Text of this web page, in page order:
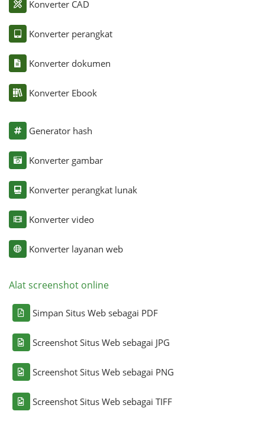
Konverter CAD
Konverter perangkat
Konverter dokumen
Konverter Ebook
Generator hash
Konverter gambar
Konverter perangkat lunak
Konverter video
Konverter layanan web
Alat screenshot online
Simpan Situs Web sebagai PDF
Screenshot Situs Web sebagai JPG
Screenshot Situs Web sebagai PNG
Screenshot Situs Web sebagai TIFF